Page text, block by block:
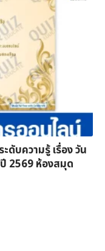
ดับความรู้ เรื่อง วัน
2569 ห้องสมุด